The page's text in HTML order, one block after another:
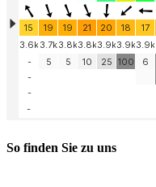
So finden Sie zu uns